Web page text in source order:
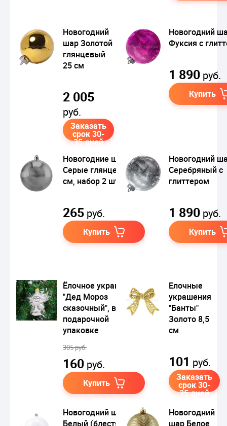
Новогодний
шар Золотой
глянцевый
25 см
2 005
руб.
Заказать
срок 30-
35 дней
Новогодний
Фуксия с
1 890 руб.
Купить
Новогодние шары
Серые глянцевые 10
см, набор 2 шт.
265 руб.
Купить
Новогодний
Серебряный с
глиттером
1 890 руб.
Купить
Ёлочное украшение
"Дед Мороз
сказочный", в
подарочной
упаковке
305 руб.
160 руб.
Купить
Елочные
украшения
"Банты"
Золото 8,5
см
101 руб.
Заказать
срок 30-
35 дней
Новогодний шар
Белый (блестящий)
Новогодний
шар Белое